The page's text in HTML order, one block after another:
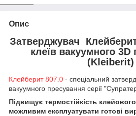
Опис
Затверджувач
клеїв вакуумного 3D
(Kleiberit)
Клейберит 807.0 - спеціальний
вакуумного пресування серії
Підвищує термостійкість
можливим експлуатувати готові